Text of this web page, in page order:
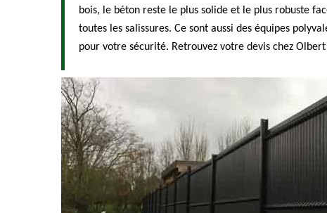
bois, le béton reste le plus solide et le plus robuste
toutes les salissures. Ce sont aussi des équipes
pour votre sécurité. Retrouvez votre devis chez